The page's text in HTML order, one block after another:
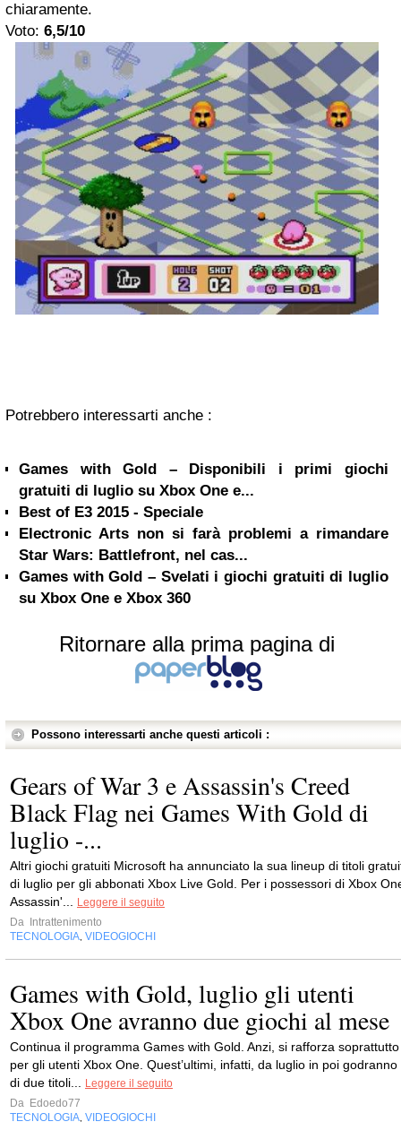
chiaramente.
Voto: 6,5/10
Potrebbero interessarti anche :
Games with Gold – Disponibili i primi giochi
gratuiti di luglio su Xbox One e...
Best of E3 2015 - Speciale
Electronic Arts non si farà problemi a rimandare
Star Wars: Battlefront, nel cas...
Games with Gold – Svelati i giochi gratuiti di luglio
su Xbox One e Xbox 360
Ritornare alla prima pagina di
Possono interessarti anche questi articoli :
Gears of War 3 e Assassin's Creed
Black Flag nei Games With Gold di
luglio -...
Altri giochi gratuiti Microsoft ha annunciato la sua lineup di titoli
di luglio per gli abbonati Xbox Live Gold. Per i possessori di Xbox
Assassin'... Leggere il seguito
Da
Intrattenimento
TECNOLOGIA, VIDEOGIOCHI
Games with Gold, luglio gli utenti
Xbox One avranno due giochi al mese
Continua il programma Games with Gold. Anzi, si rafforza soprattutto
per gli utenti Xbox One. Quest’ultimi, infatti, da luglio in poi godranno
di due titoli... Leggere il seguito
Da Edoedo77
TECNOLOGIA, VIDEOGIOCHI